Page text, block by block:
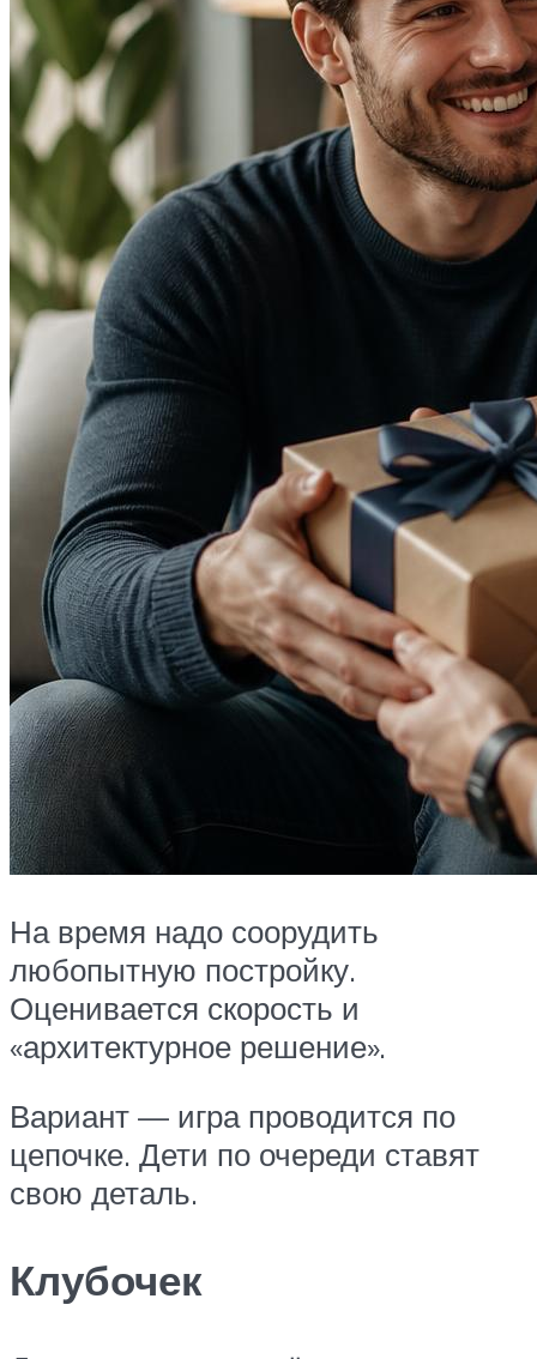
На время надо соорудить
любопытную постройку.
Оценивается скорость и
«архитектурное решение».
Вариант — игра проводится по
цепочке. Дети по очереди ставят
свою деталь.
Клубочек